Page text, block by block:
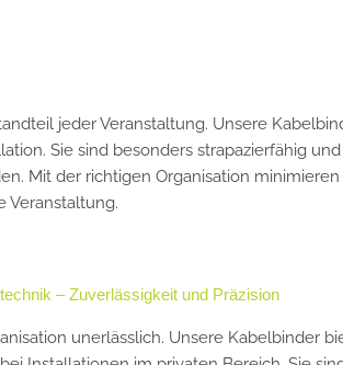
jeder Veranstaltung. Unsere
Sie sind besonders strapazierfähig
Mit der richtigen Organisation
Veranstaltung.
– Zuverlässigkeit und Präzision
unerlässlich. Unsere Kabelbinder